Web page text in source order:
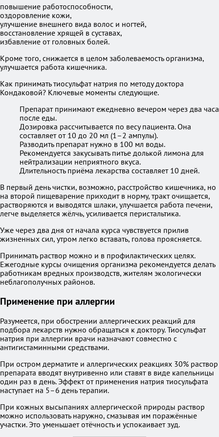
повышение работоспособности,
оздоровление кожи,
улучшение внешнего вида волос и ногтей,
восстановление хрящей в суставах,
избавление от головных болей.
Кроме того, снижается в целом заболеваемость организма,
улучшается работа кишечника.
Как принимать тиосульфат натрия по методу доктора
Кондаковой? Ключевые моменты следующие.
Препарат принимают ежедневно вечером через два часа
после еды.
Дозировка рассчитывается по весу пациента. Она
составляет от 10 до 20 мл (1–2 ампулы).
Разводить препарат нужно в 100 мл воды.
Рекомендуется закусывать питье долькой лимона для
нейтрализации неприятного вкуса.
Длительность приёма лекарства составляет 10 дней.
В первый день чистки, возможно, расстройство кишечника, но
на второй пищеварение приходит в норму, тракт очищается,
растворяются и выводятся шлаки, улучшается работа печени,
легче выделяется жёлчь, усиливается перистальтика.
Уже через два дня от начала курса чувствуется прилив
жизненных сил, утром легко вставать, голова проясняется.
Принимать раствор можно и в профилактических целях.
Ежегодные курсы очищения организма рекомендуется делать
работникам вредных производств, жителям экологически
неблагополучных районов.
Применение при аллергии
Разумеется, при обострении аллергических реакций для
подбора лекарств нужно обращаться к доктору. Тиосульфат
натрия при аллергии врачи назначают совместно с
антигистаминными средствами.
При остром дерматите и аллергических реакциях 30% раствор
препарата вводят внутривенно или ставят в виде капельницы
один раз в день. Эффект от применения натрия тиосульфата
наступает на 5–6 день терапии.
При кожных высыпаниях аллергической природы раствор
можно использовать наружно, смазывая им поражённые
участки. Это уменьшает отёчность и успокаивает зуд.